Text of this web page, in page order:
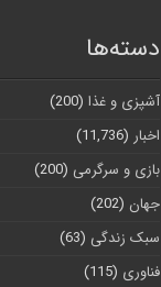
دسته‌ها
آشپزی و غذا (200)
اخبار (11,736)
بازی و سرگرمی (200)
جهان (202)
سبک زندگی (63)
فناوری (115)